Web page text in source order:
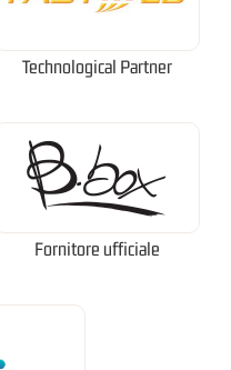
Technological Partner
Fornitore ufficiale